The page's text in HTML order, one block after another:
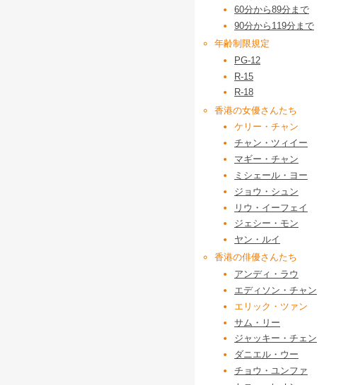
60分から89分まで
90分から119分まで
年齢制限規定
PG-12
R-15
R-18
香港の女優さんたち
ケリー・チャン
チャン・ツィイー
マギー・チャン
ミシェール・ヨー
ジョウ・シュン
リウ・イーフェイ
ジェシー・モン
ヤン・ルイ
香港の俳優さんたち
アンディ・ラウ
エディソン・チャン
エリック・ツァン
サム・リー
ジャッキー・チェン
ダニエル・ウー
チョウ・ユンファ